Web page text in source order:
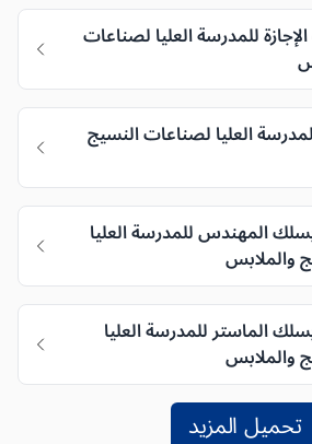
للمدرسة العليا لصناعات
العليا لصناعات النسيج
المهندس للمدرسة العليا
والملابس
الماستر للمدرسة العليا
والملابس
تحميل المزيد